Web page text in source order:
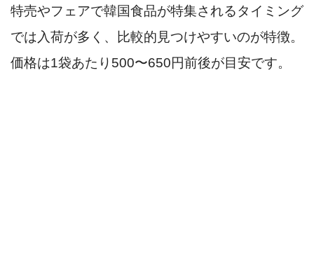
特売やフェアで韓国食品が特集されるタイミング
では入荷が多く、比較的見つけやすいのが特徴。
価格は1袋あたり500〜650円前後が目安です。